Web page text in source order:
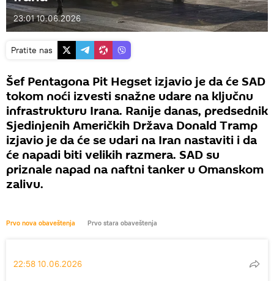
23:01 10.06.2026
Pratite nas
Šef Pentagona Pit Hegset izjavio je da će SAD
tokom noći izvesti snažne udare na ključnu
infrastrukturu Irana. Ranije danas, predsednik
Sjedinjenih Američkih Država Donald Tramp
izjavio je da će se udari na Iran nastaviti i da
će napadi biti velikih razmera. SAD su
priznale napad na naftni tanker u Omanskom
zalivu.
Prvo nova obaveštenja Prvo stara obaveštenja
22:58 10.06.2026